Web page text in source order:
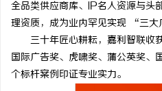
全品类供应商库、IP名人资源与头
理资质，成为业内罕见实现 “三
三十年匠心耕耘，嘉利智联收
国际广告奖、虎啸奖、蒲公英奖、
个标杆案例印证专业实力。